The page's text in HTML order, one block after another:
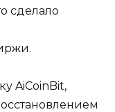
сделало
AiCoinBit,